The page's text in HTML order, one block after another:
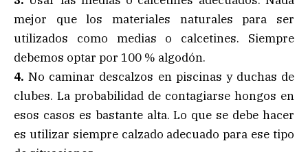
mejor que los materiales naturales para ser
utilizados como medias o calcetines. Siempre
debemos optar por 100 % algodón.
4. No caminar descalzos en piscinas y duchas de
clubes. La probabilidad de contagiarse hongos en
esos casos es bastante alta. Lo que se debe hacer
es utilizar siempre calzado adecuado para ese tipo